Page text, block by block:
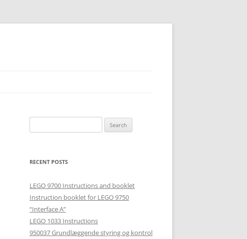
for:
RECENT POSTS
LEGO 9700 Instructions and booklet
Instruction booklet for LEGO 9750
“Interface A”
LEGO 1033 Instructions
950037 Grundlæggende styring og kontrol